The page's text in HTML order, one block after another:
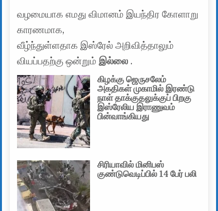
வழமையாக எமது விமானம் இயந்திர கோளாறு
காரணமாக,
வீழ்ந்துள்ளதாக இஸ்ரேல் அறிவித்தாலும்
வியப்பதற்கு ஒன்றும்இல்லை .
கிழக்கு ஜெருசலேம்
அகதிகள் முகாமில் இரண்டு
நாள் தாக்குதலுக்குப் பிறகு
இஸ்ரேலிய இராணுவம்
பின்வாங்கியது
சிரியாவில் மினிபஸ்
குண்டுவெடிப்பில் 14 பேர் பலி